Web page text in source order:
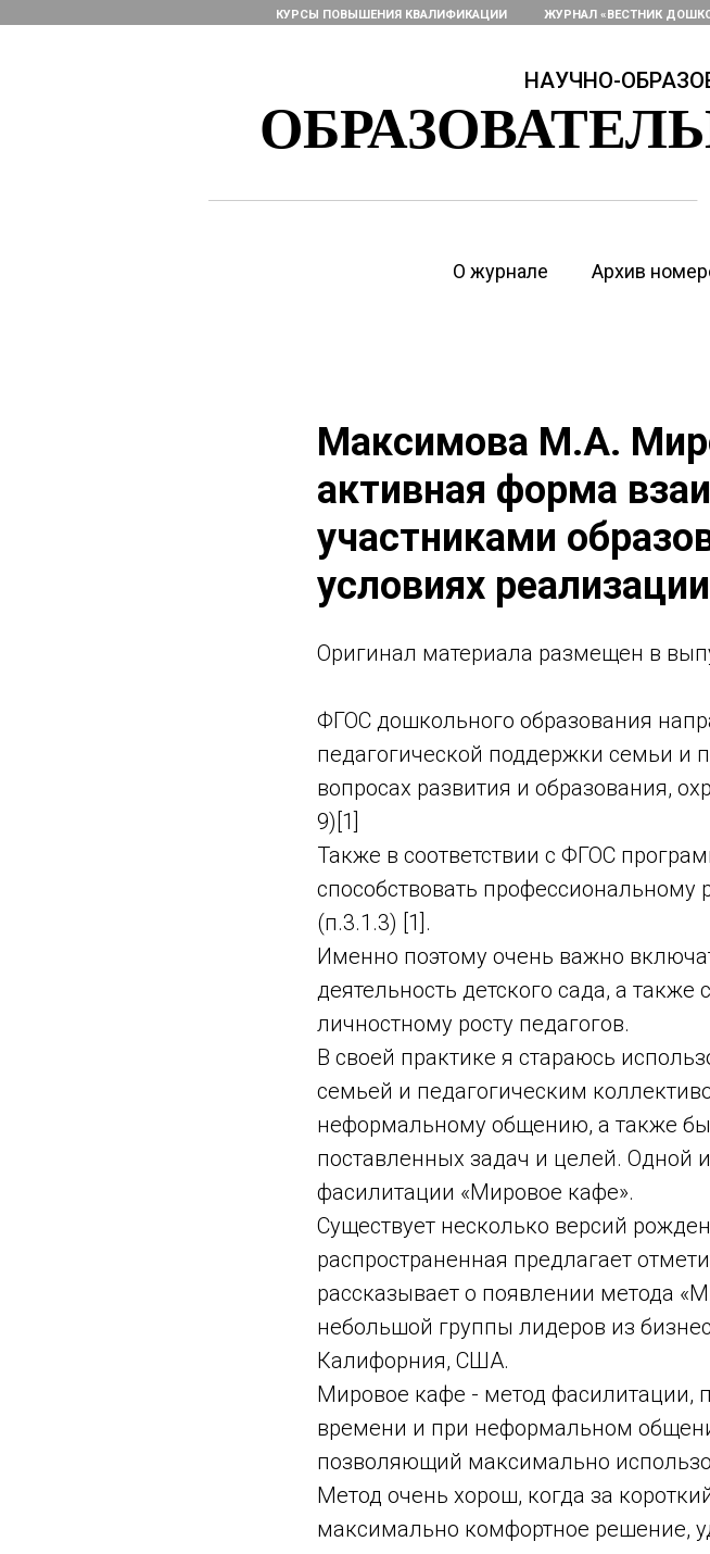
КУРСЫ ПОВЫШЕНИЯ КВАЛИФИКАЦИИ ЖУРНАЛ «ВЕСТНИК
НАУЧНО-
О журнале Архив
Максимова М.А.
активная форма
участниками
условиях
Оригинал материала размещен в
ФГОС дошкольного образования
педагогической поддержки семьи и
вопросах развития и образования,
9)[1]
Также в соответствии с ФГОС
способствовать профессиональному
(п.3.1.3) [1].
Именно поэтому очень важно
деятельность детского сада, а
личностному росту педагогов.
В своей практике я стараюсь
семьей и педагогическим
неформальному общению, а также
поставленных задач и целей. Одной
фасилитации «Мировое кафе».
Существует несколько версий
распространенная предлагает
рассказывает о появлении метода
небольшой группы лидеров из
Калифорния, США.
Мировое кафе - метод фасилитации,
времени и при неформальном
позволяющий максимально
Метод очень хорош, когда за
максимально комфортное решение,